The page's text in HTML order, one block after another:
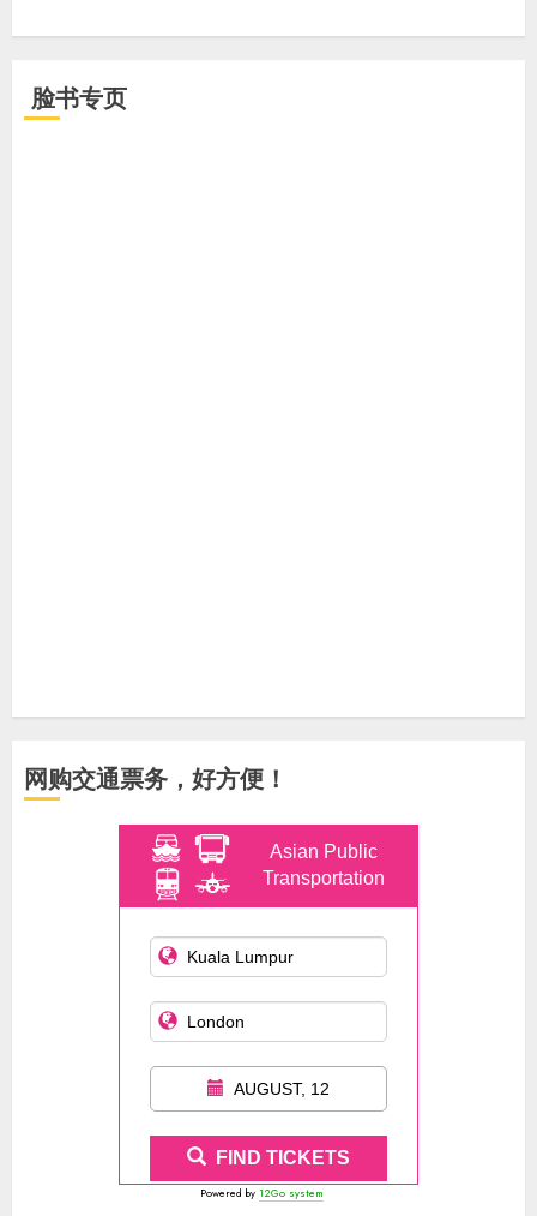
脸书专页
网购交通票务，好方便！
Asian Public
Transportation
AUGUST, 12
FIND TICKETS
Powered by 12Go system